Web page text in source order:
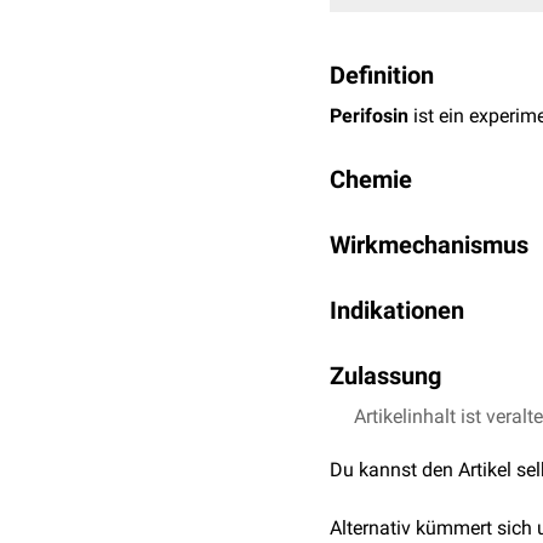
Definition
Perifosin ist ein
Chemie
Wirkmechanismus
im Erfolgsfall zur
Indikationen
Patienten mit
und die weitere
Zulassung
Die Substanz hat
Artikelinhalt ist
Du kannst den Artikel
Alternativ kümmert sich